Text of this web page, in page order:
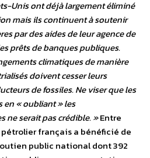
Unis ont déjà largement éliminé
mais ils continuent à soutenir
par des aides de leur agence de
prêts de banques publiques.
climatiques de manière
doivent cesser leurs
de fossiles. Ne viser que les
en « oubliant » les
ne serait pas crédible. »Entre
français a bénéficié de
public national dont 392